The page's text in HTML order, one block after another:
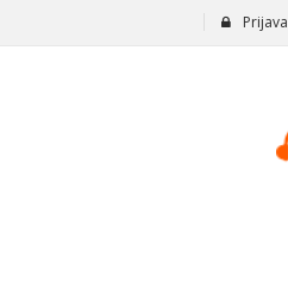
Prijava